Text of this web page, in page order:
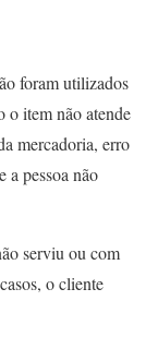
foram utilizados
o item não atende
mercadoria, erro
a pessoa não
serviu ou com
o cliente